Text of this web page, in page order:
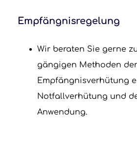
Empfängnisregelung
Wir beraten Sie gerne
gängigen Methoden der
Empfängnisverhütung
Notfallverhütung und
Anwendung.